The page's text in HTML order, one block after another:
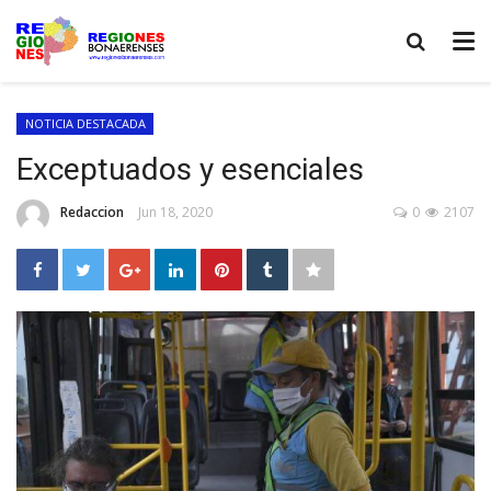
NOTICIA DESTACADA
Exceptuados y esenciales
Redaccion Jun 18, 2020 2107
0